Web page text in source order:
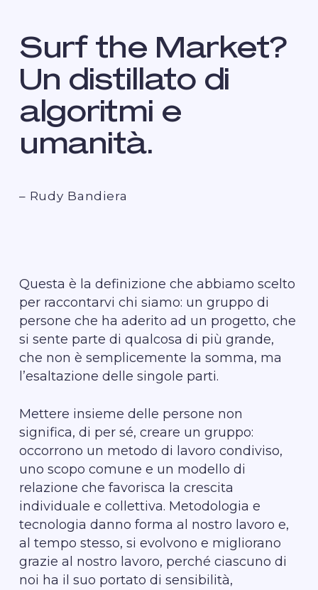
Surf the Market?
Un distillato di
algoritmi e
umanità.
– Rudy Bandiera
Questa è la definizione che abbiamo scelto
per raccontarvi chi siamo: un gruppo di
persone che ha aderito ad un progetto, che
si sente parte di qualcosa di più grande,
che non è semplicemente la somma, ma
l’esaltazione delle singole parti.
Mettere insieme delle persone non
significa, di per sé, creare un gruppo:
occorrono un metodo di lavoro condiviso,
uno scopo comune e un modello di
relazione che favorisca la crescita
individuale e collettiva. Metodologia e
tecnologia danno forma al nostro lavoro e,
al tempo stesso, si evolvono e migliorano
grazie al nostro lavoro, perché ciascuno di
noi ha il suo portato di sensibilità,